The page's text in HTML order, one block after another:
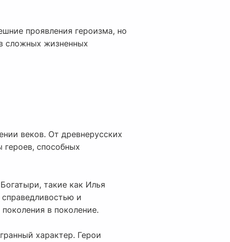
проявления героизма, но
сложных жизненных
веков. От древнерусских
способных
такие как Илья
и
в поколение.
характер. Герои